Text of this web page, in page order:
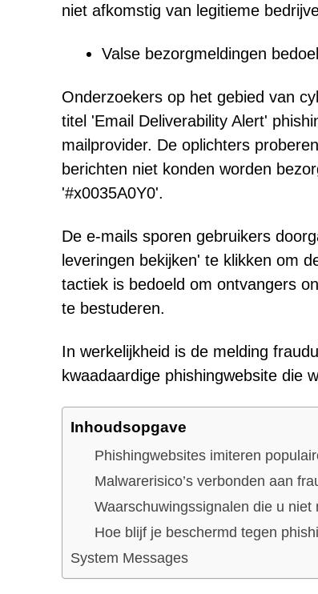
niet afkomstig van legitieme
Valse bezorgmeldingen
Onderzoekers op het gebied van
titel 'Email Deliverability Alert'
mailprovider. De oplichters
berichten niet konden worden
'#x0035A0Y0'.
De e-mails sporen gebruikers
leveringen bekijken' te klikken om
tactiek is bedoeld om ontvangers
te bestuderen.
In werkelijkheid is de melding
kwaadaardige phishingwebsite die
Inhoudsopgave
Phishingwebsites imiteren
Malwarerisico’s verbonden aan
Waarschuwingssignalen die u niet
Hoe blijf je beschermd tegen
System Messages